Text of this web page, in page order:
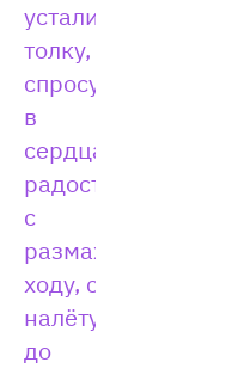
устали, без
толку, без
спросу,
в
сердцах, на
радостях,
с
размаху, с
ходу, с
налёту,
до